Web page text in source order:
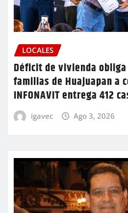
LOCALES
Déficit de vivienda
familias de Huajuapan a
INFONAVIT entrega 412
igavec Ago 3, 2026